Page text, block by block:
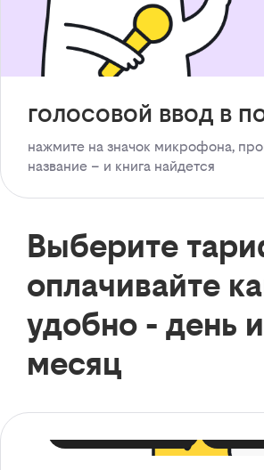
голосовой ввод в
нажмите на значок микрофона,
название – и книга найдется
Выберите
оплачивайте
удобно - день
месяц